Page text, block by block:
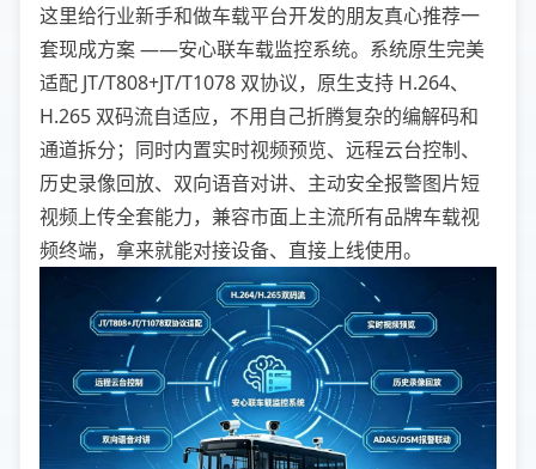
这里给行业新手和做车载平台开发的朋友真心推荐一
套现成方案 ——安心联车载监控系统。系统原生完美
适配 JT/T808+JT/T1078 双协议，原生支持 H.264、
H.265 双码流自适应，不用自己折腾复杂的编解码和
通道拆分；同时内置实时视频预览、远程云台控制、
历史录像回放、双向语音对讲、主动安全报警图片短
视频上传全套能力，兼容市面上主流所有品牌车载视
频终端，拿来就能对接设备、直接上线使用。